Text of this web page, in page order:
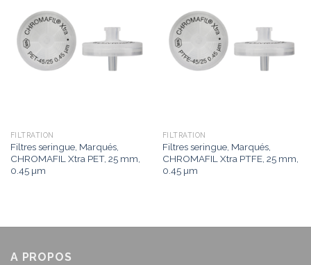
FILTRATION
Filtres seringue, Marqués,
CHROMAFIL Xtra PET, 25 mm,
0.45 µm
FILTRATION
Filtres seringue, Marqués,
CHROMAFIL Xtra PTFE, 25 mm,
0.45 µm
A PROPOS